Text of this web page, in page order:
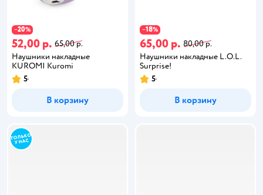
−20%
52,00 р. 65,00 р.
Наушники накладные
KUROMI Kuromi
5
В корзину
−18%
65,00 р. 80,00 р.
Наушники накладные L.O.L.
Surprise!
5
В корзину